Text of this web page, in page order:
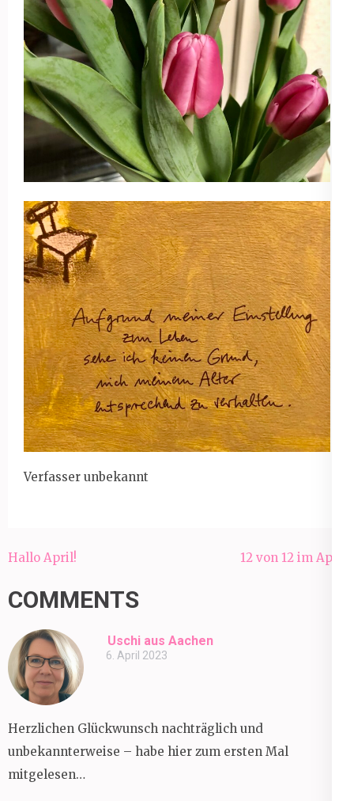
Verfasser unbekannt
Beitragsnavigation
Hallo April! 12 von 12 im April
COMMENTS
Uschi aus Aachen
6. April 2023
Herzlichen Glückwunsch nachträglich und
unbekannterweise – habe hier zum ersten Mal
mitgelesen…